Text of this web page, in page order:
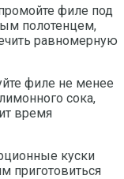
филе под
полотенцем,
равномерную
филе не менее
сока,
время
куски
приготовиться